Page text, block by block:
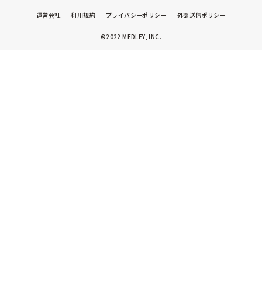
運営会社 利用規約 プライバシーポリシー 外部送信ポリシー
©2022 MEDLEY, INC.